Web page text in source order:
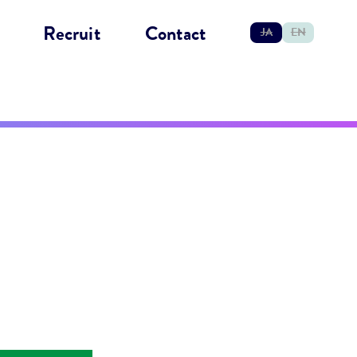
Recruit Contact JA EN